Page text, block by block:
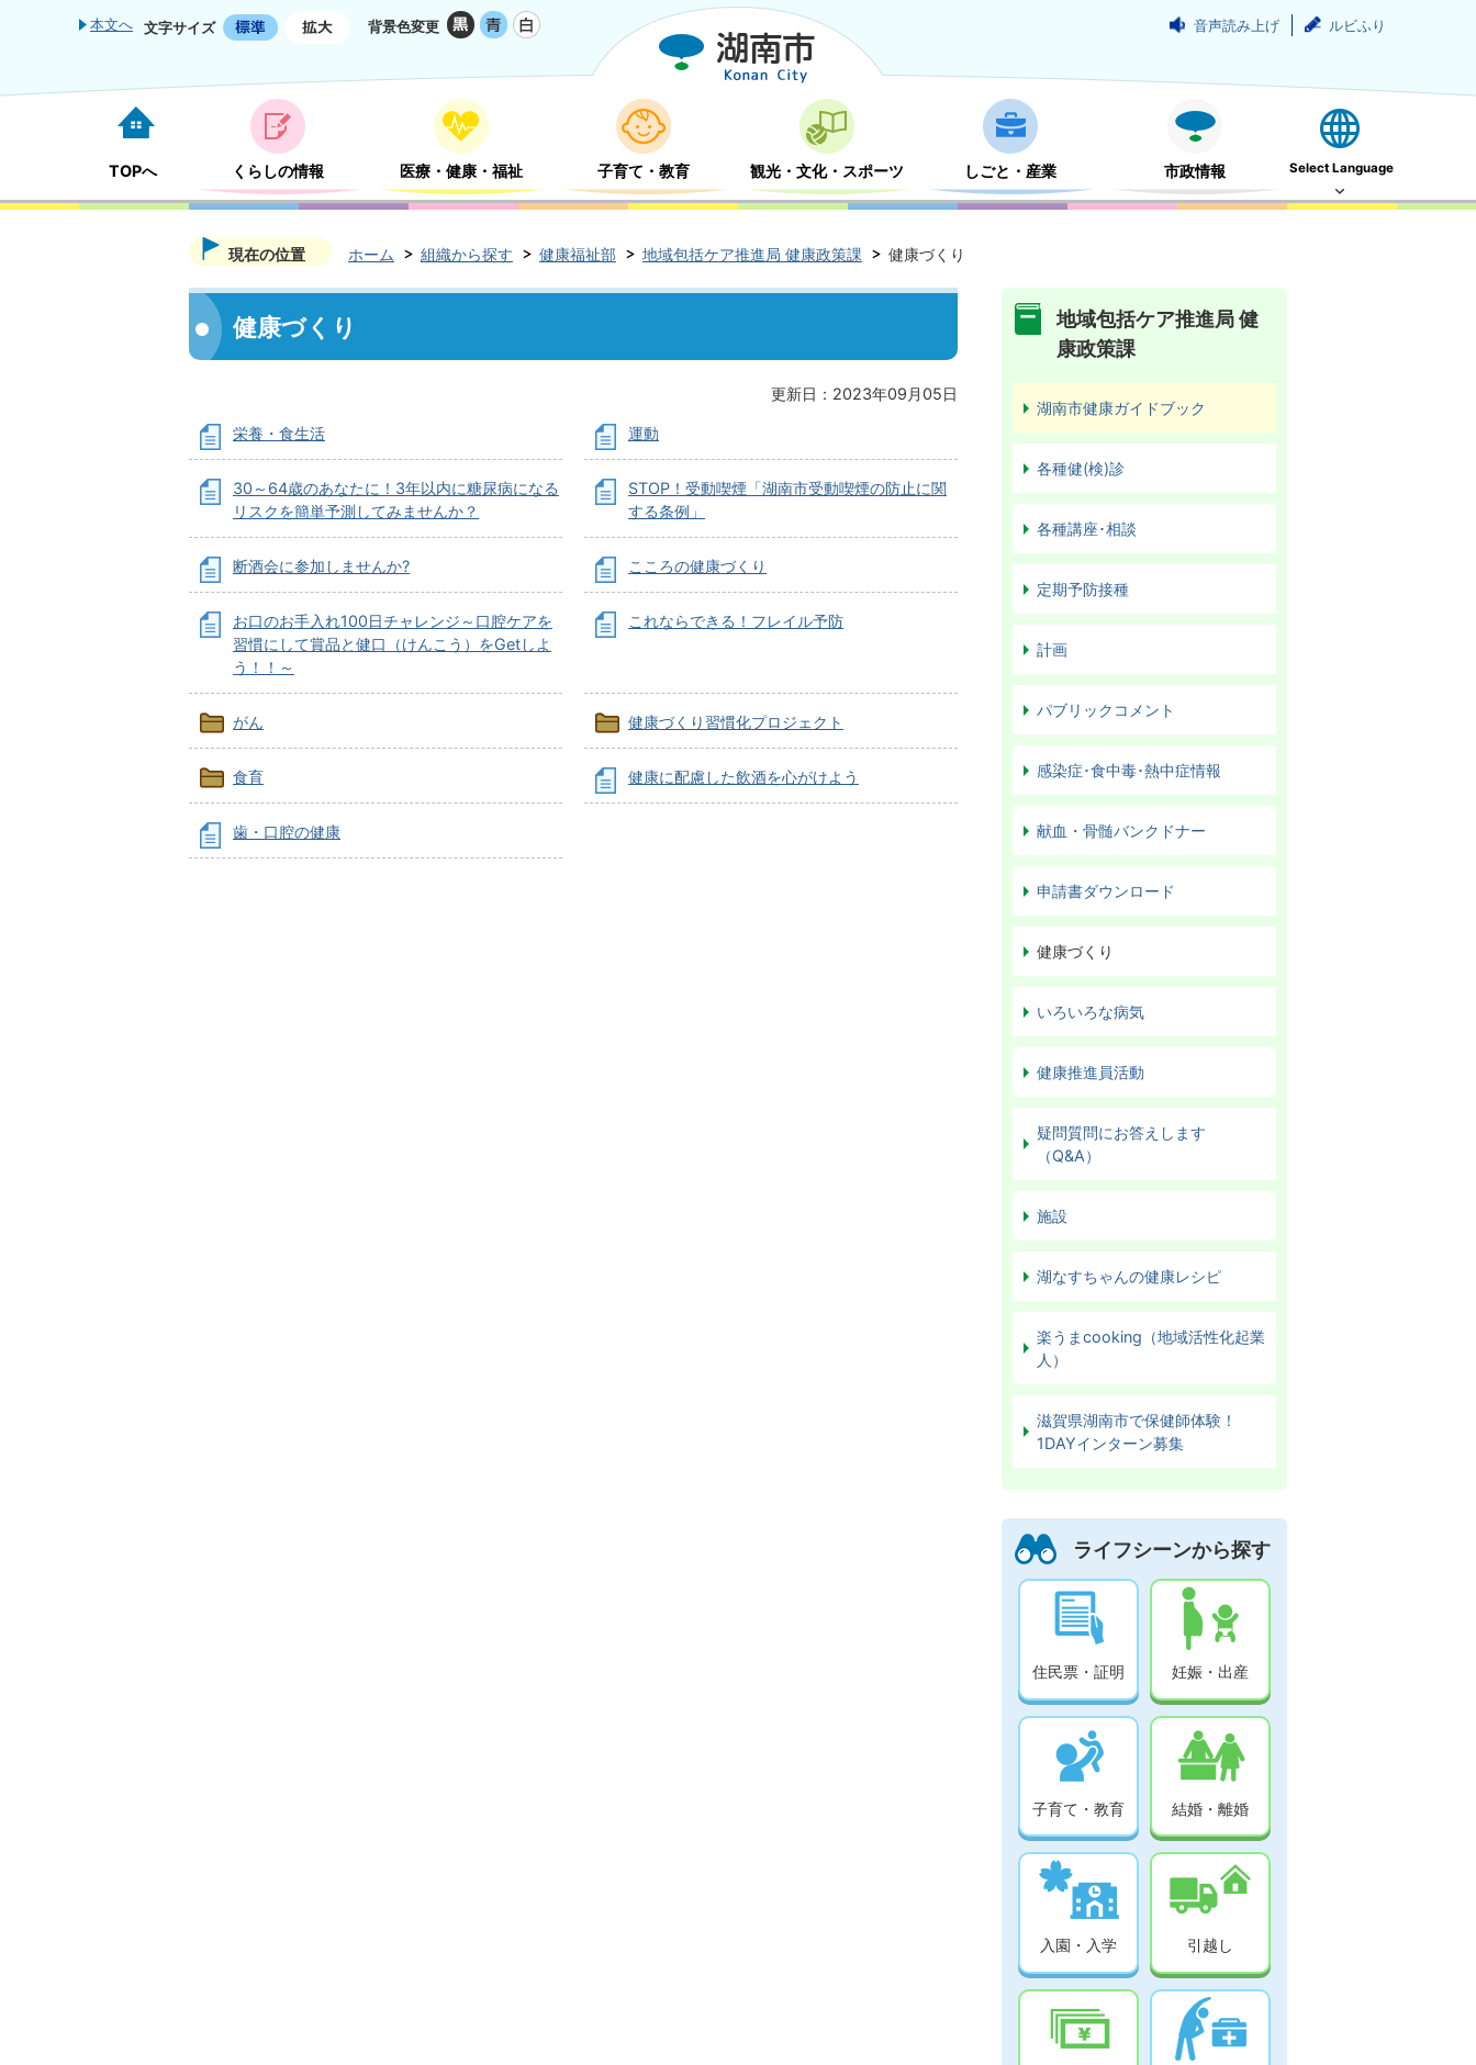
本文へ 文字サイズ 背景色変更 音声読み上げ ルビふり
TOPへ くらしの情報 医療・健康・福祉 子育て・教育 観光・文化・スポーツ しごと・産業 市政情報 Select Language
現在の位置 ホーム 組織から探す 健康福祉部 地域包括ケア推進局 健康政策課 健康づくり
健康づくり
更新日：2023年09月05日
栄養・食生活 運動
30～64歳のあなたに！3年以内に糖尿病になる
リスクを簡単予測してみませんか？
STOP！受動喫煙「湖南市受動喫煙の防止に関
する条例」
断酒会に参加しませんか? こころの健康づくり
お口のお手入れ100日チャレンジ～口腔ケアを
習慣にして賞品と健口（けんこう）をGetしよ
う！！～
これならできる！フレイル予防
がん 健康づくり習慣化プロジェクト
食育 健康に配慮した飲酒を心がけよう
歯・口腔の健康
地域包括ケア推進局 健
康政策課
湖南市健康ガイドブック
各種健(検)診
各種講座･相談
定期予防接種
計画
パブリックコメント
感染症･食中毒･熱中症情報
献血・骨髄バンクドナー
申請書ダウンロード
健康づくり
いろいろな病気
健康推進員活動
疑問質問にお答えします
（Q&A）
施設
湖なすちゃんの健康レシピ
楽うまcooking（地域活性化起業
人）
滋賀県湖南市で保健師体験！
1DAYインターン募集
ライフシーンから探す
住民票・証明 妊娠・出産
子育て・教育 結婚・離婚
入園・入学 引越し